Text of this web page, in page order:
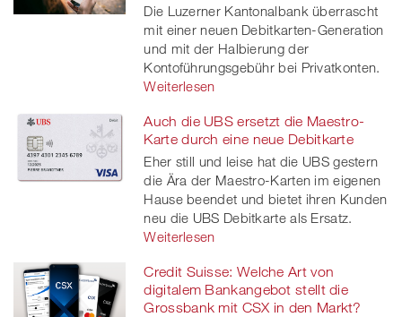
Die Luzerner Kantonalbank überrascht
mit einer neuen Debitkarten-Generation
und mit der Halbierung der
Kontoführungsgebühr bei Privatkonten.
Weiterlesen
Auch die UBS ersetzt die Maestro-
Karte durch eine neue Debitkarte
Eher still und leise hat die UBS gestern
die Ära der Maestro-Karten im eigenen
Hause beendet und bietet ihren Kunden
neu die UBS Debitkarte als Ersatz.
Weiterlesen
Credit Suisse: Welche Art von
digitalem Bankangebot stellt die
Grossbank mit CSX in den Markt?